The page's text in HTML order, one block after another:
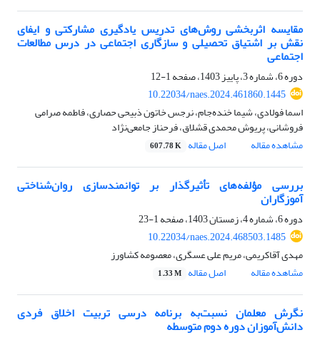
مقایسه اثربخشی روش‌های تدریس یادگیری مشارکتی و ایفای
نقش بر اشتیاق تحصیلی و سازگاری اجتماعی در درس مطالعات
اجتماعی
دوره 6، شماره 3، پاییز 1403، صفحه
1-12
10.22034/naes.2024.461860.1445
اسما فولادی، شیما خنده‌جام، نرجس خاتون ذبیحی حصاری، فاطمه صرامی
فروشانی، پریوش محمدی قشلاق، فرحناز جامعی‌نژاد
مشاهده مقاله
اصل مقاله 607.78 K
بررسی مؤلفه‌های تأثیرگذار بر توانمندسازی روان‌شناختی
آموزگاران
دوره 6، شماره 4، زمستان 1403، صفحه
1-23
10.22034/naes.2024.468503.1485
مهدی آقاکریمی، مریم علی عسگری، معصومه کشاورز
مشاهده مقاله
اصل مقاله 1.33 M
نگرش معلمان نسبت‌به برنامه درسی تربیت اخلاق فردی
دانش‌آموزان دوره دوم متوسطه